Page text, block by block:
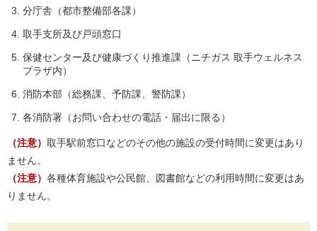
分庁舎（都市整備部各課）
取手支所及び戸頭窓口
保健センター及び健康づくり推進課（ニチガス 取手ウェルネス
プラザ内）
消防本部（総務課、予防課、警防課）
各消防署（お問い合わせの電話・届出に限る）
（注意） 取手駅前窓口などのその他の施設の受付時間に変更はあり
ません。
（注意） 各種体育施設や公民館、図書館などの利用時間に変更はあ
りません。